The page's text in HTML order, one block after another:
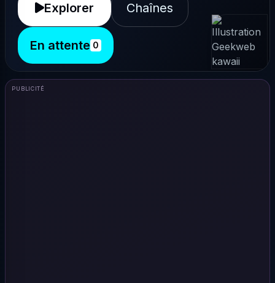
Explorer Chaînes
En attente 0
PUBLICITÉ